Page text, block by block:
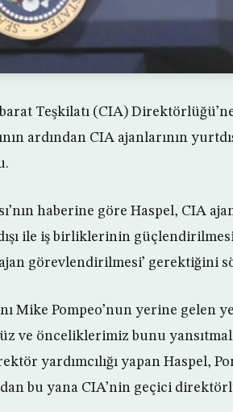
Teşkilatı (CIA)
ardından CIA ajanlarının
haberine göre Haspel, CIA
ile iş birliklerinin
ajan görevlendirilmesi’ gerektiğini
Mike Pompeo’nun yerine gelen
ve önceliklerimiz bunu
yardımcılığı yapan Haspel,
bu yana CIA’nin geçici